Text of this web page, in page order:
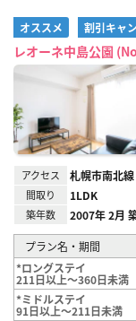
オススメ 割引キャ
レオーネ中島公園
アクセス 札幌市南北
間取り 1LDK
築年数 2007年 2月
プラン名・期間
*ロングステイ
211日以上～360日未満
*ミドルステイ
91日以上～211日未満